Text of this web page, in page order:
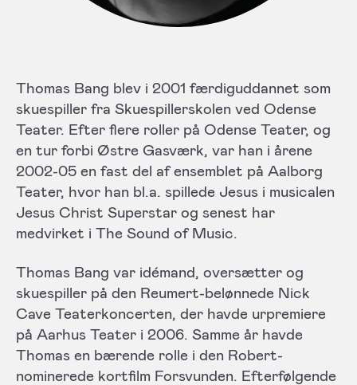
Thomas Bang blev i 2001 færdiguddannet som
skuespiller fra Skuespillerskolen ved Odense
Teater. Efter flere roller på Odense Teater, og
en tur forbi Østre Gasværk, var han i årene
2002-05 en fast del af ensemblet på Aalborg
Teater, hvor han bl.a. spillede Jesus i musicalen
Jesus Christ Superstar og senest har
medvirket i The Sound of Music.
Thomas Bang var idémand, oversætter og
skuespiller på den Reumert-belønnede Nick
Cave Teaterkoncerten, der havde urpremiere
på Aarhus Teater i 2006. Samme år havde
Thomas en bærende rolle i den Robert-
nominerede kortfilm Forsvunden. Efterfølgende